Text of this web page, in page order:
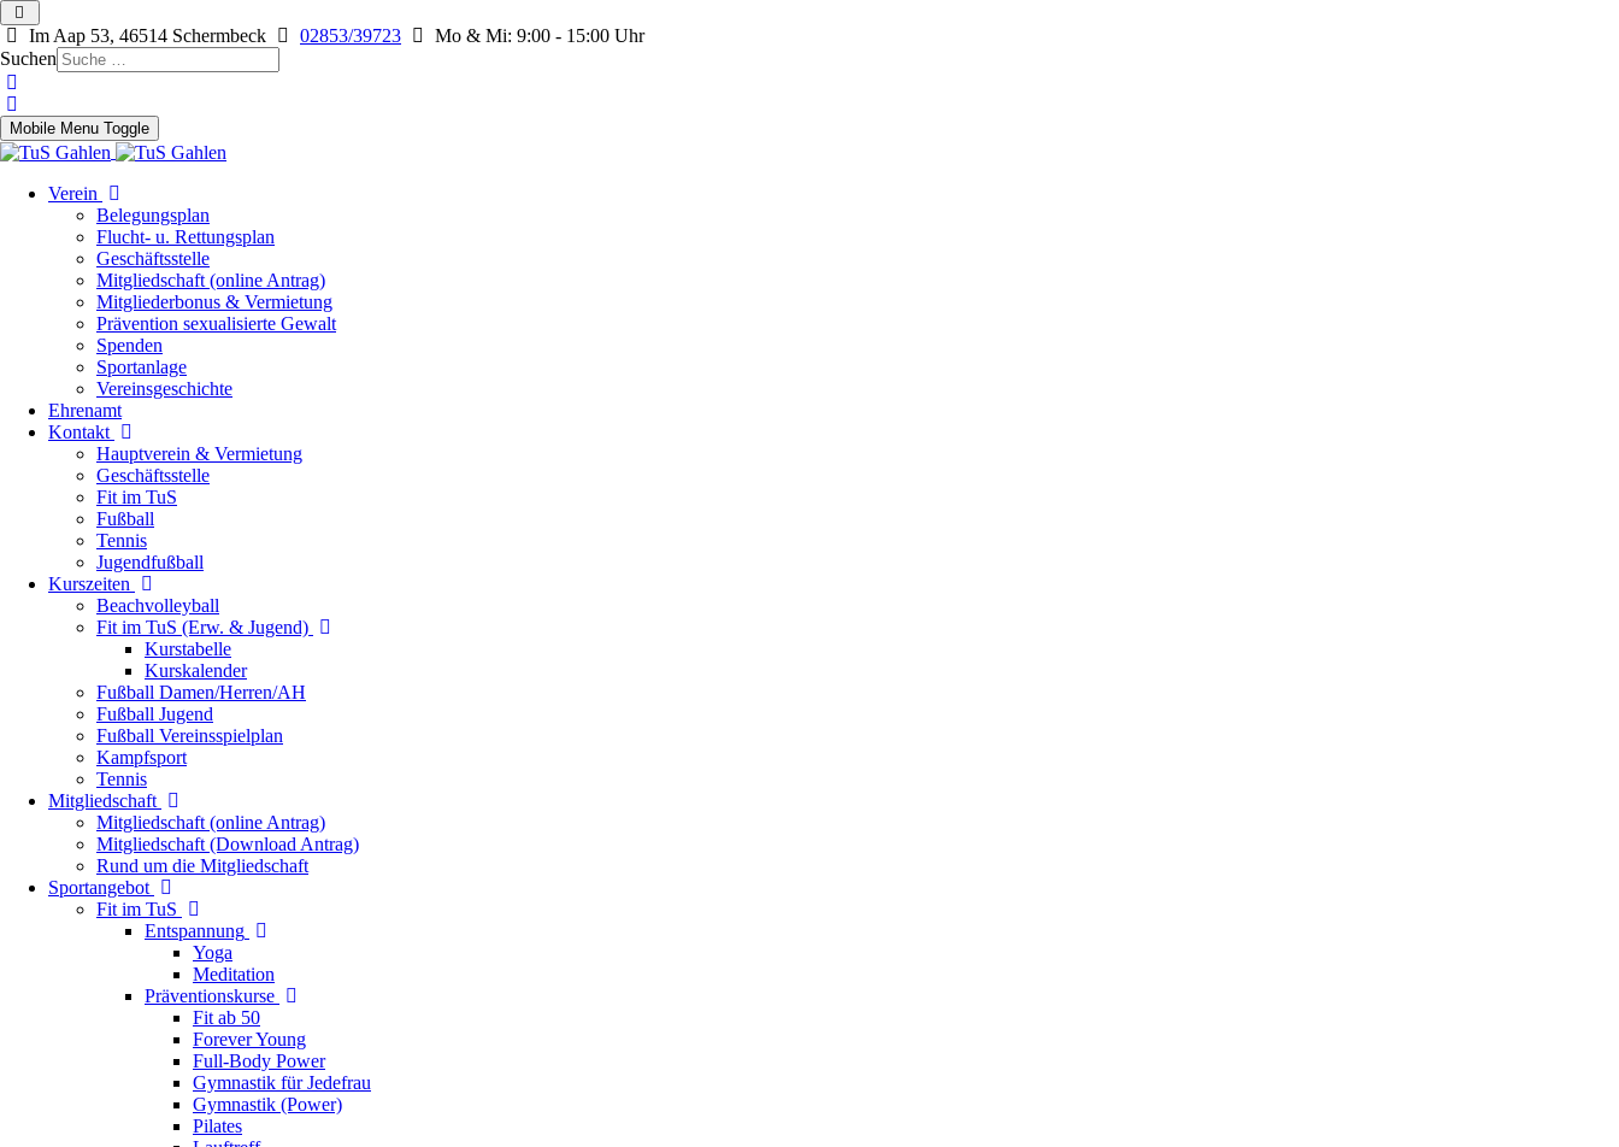
Im Aap 53, 46514 Schermbeck 02853/39723
Mo & Mi: 9:00 - 15:00 Uhr
Suchen
Mobile Menu Toggle
Verein
Belegungsplan
Flucht- u. Rettungsplan
Geschäftsstelle
Mitgliedschaft (online Antrag)
Mitgliederbonus & Vermietung
Prävention sexualisierte Gewalt
Spenden
Sportanlage
Vereinsgeschichte
Ehrenamt
Kontakt
Hauptverein & Vermietung
Geschäftsstelle
Fit im TuS
Fußball
Tennis
Jugendfußball
Kurszeiten
Beachvolleyball
Fit im TuS (Erw. & Jugend)
Kurstabelle
Kurskalender
Fußball Damen/Herren/AH
Fußball Jugend
Fußball Vereinsspielplan
Kampfsport
Tennis
Mitgliedschaft
Mitgliedschaft (online Antrag)
Mitgliedschaft (Download Antrag)
Rund um die Mitgliedschaft
Sportangebot
Fit im TuS
Entspannung
Yoga
Meditation
Präventionskurse
Fit ab 50
Forever Young
Full-Body Power
Gymnastik für Jedefrau
Gymnastik (Power)
Pilates